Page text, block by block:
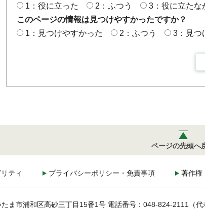
1：役に立った
2：ふつう
3：役に立たな
このページの情報は見つけやすかったですか？
1：見つけやすかった
2：ふつう 3：見つ
ページの先頭へ
ティ プライバシーポリシー・免責事項 著作権
ま市浦和区高砂三丁目15番1号 電話番号：048-824-2111（代